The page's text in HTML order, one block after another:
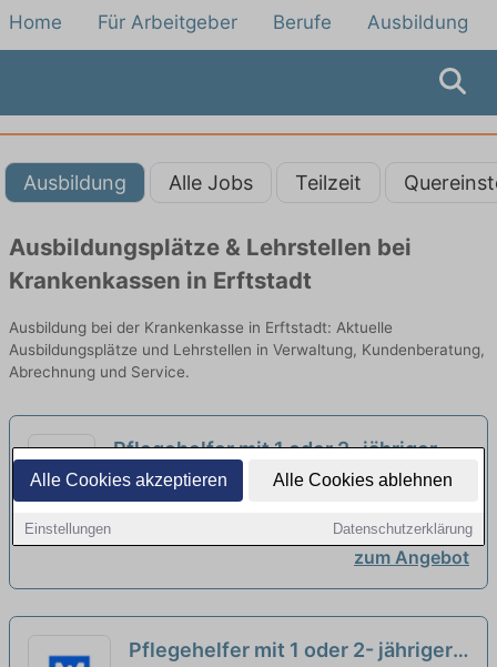
Alle Cookies akzeptieren Alle Cookies ablehnen
Einstellungen Datenschutzerklärung
Home Für Arbeitgeber Berufe Ausbildung
Ausbildung Alle Jobs Teilzeit
Ausbildungsplätze & Lehrstellen bei
Krankenkassen in Erftstadt
Ausbildung bei der Krankenkasse in Erftstadt: Aktuelle
Ausbildungsplätze und Lehrstellen in Verwaltung, Kundenberatung,
Abrechnung und Service.
Pflegehelfer mit 1 oder 2- jähriger
Ausbildung (w/m/d) im stationären
Dienst *
DOREAFAMILIE | Bergisch Gladbach
zum Angebot
Pflegehelfer mit 1 oder 2- jähriger